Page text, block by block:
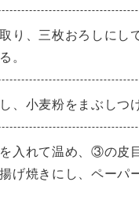
り、三枚おろしにし
。
、小麦粉をまぶしつ
入れて温め、③の皮
げ焼きにし、ペーパ